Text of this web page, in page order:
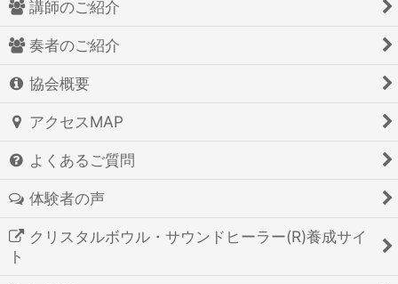
講師のご紹介
奏者のご紹介
協会概要
アクセスMAP
よくあるご質問
体験者の声
クリスタルボウル・サウンドヒーラー(R)養成サイ
ト